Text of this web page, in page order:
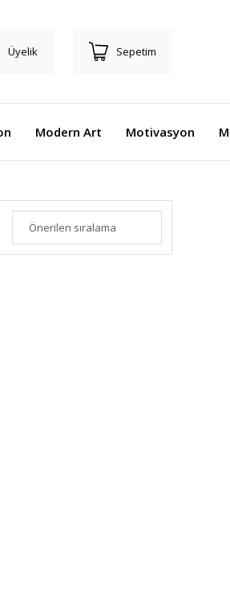
Üyelik Sepetim
Modern Art Motivasyon